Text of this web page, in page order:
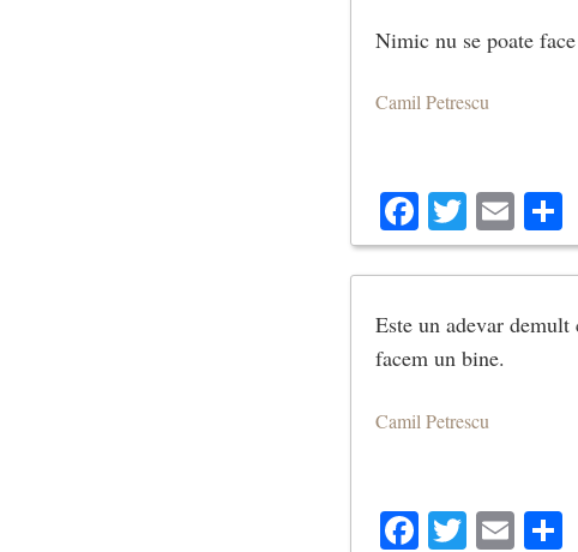
Nimic nu se poate
Camil Petrescu
Facebook
Twitter
Este un adevar
facem un bine.
Camil Petrescu
Facebook
Twitter